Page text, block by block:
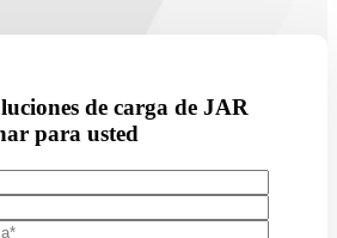
de carga de JAR
para usted